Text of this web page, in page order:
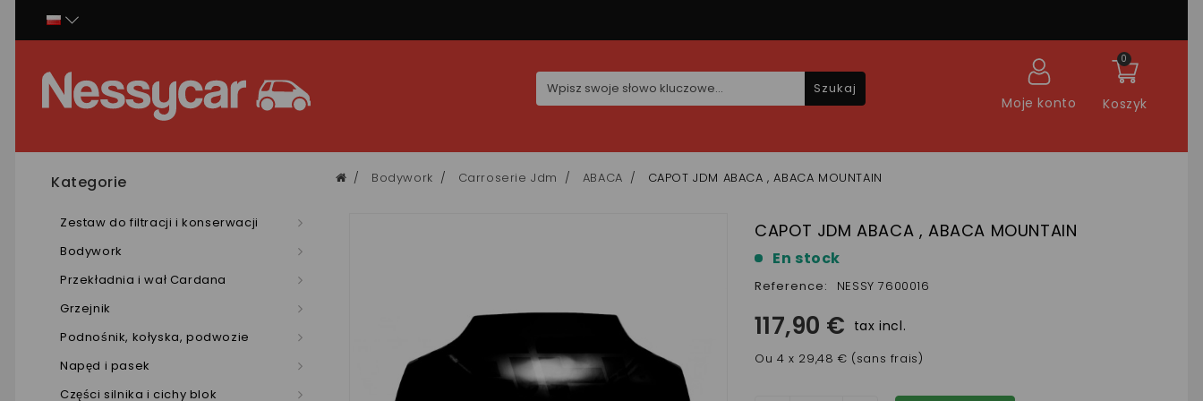
Koszyk
0
Moje konto
Szukaj
Kategorie
Zestaw do filtracji i konserwacji
Bodywork
Przekładnia i wał Cardana
Grzejnik
Podnośnik, kołyska, podwozie
Napęd i pasek
Części silnika i cichy blok
Bodywork Carroserie Jdm ABACA CAPOT JDM ABACA , ABACA MOUNTAIN
CAPOT JDM ABACA , ABACA MOUNTAIN
En stock
Reference: NESSY 7600016
117,90 € tax incl.
Ou 4 x 29,48 € (sans frais)